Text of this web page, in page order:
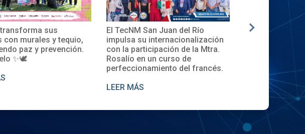
transforma sus
con murales y tequio,
paz y prevención.
✨🕊
El TecNM San Juan del Río
impulsa su internacionalización
con la participación de la Mtra.
Rosalío en un curso de
perfeccionamiento del francés.
LEER MÁS
✨🎓Toma de